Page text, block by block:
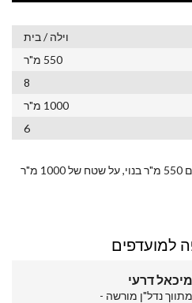
וילה / בית
550 מ"ר
8
1000 מ"ר
6
וילה גדולה ומרשימה בת 10 חדרים 550 מ"ר בנוי, על שטח של 1000 מ"ר
למועדפים
מיכאל דרעי
מתווך נדל"ן מורשה -